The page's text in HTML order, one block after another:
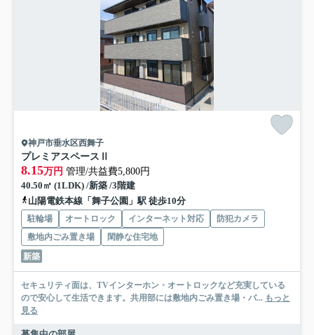
神戸市垂水区西舞子
プレミアスペースⅡ
8.15万円 管理/共益費5,800円
40.50㎡ (1LDK) /新築 /3階建
山陽電鉄本線「舞子公園」駅 徒歩10分
駐輪場 オートロック インターネット対応
防犯カメラ
敷地内ごみ置き場
閑静な住宅地
新築
セキュリティ面は、TVインターホン・オートロックなど充実している
ので安心して生活できます。共用部には敷地内ごみ置き場・バ... もっと
見る